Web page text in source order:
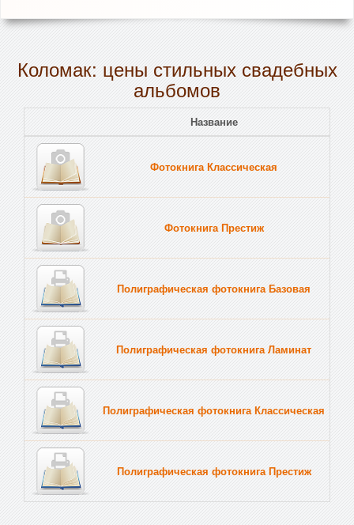
Коломак: цены стильных свадебных
альбомов
Название
Фотокнига Классическая
Фотокнига Престиж
Полиграфическая фотокнига Базовая
Полиграфическая фотокнига Ламинат
Полиграфическая фотокнига Классическая
Полиграфическая фотокнига Престиж